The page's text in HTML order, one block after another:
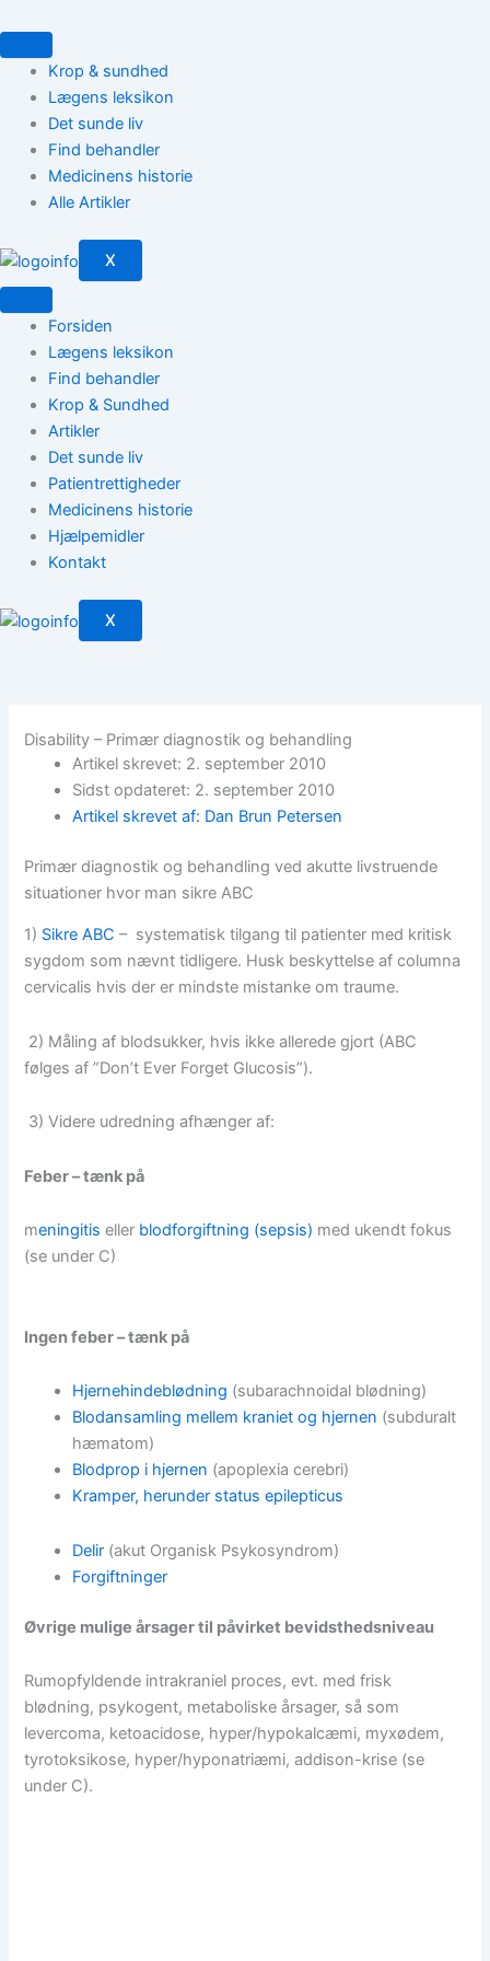
til
indholdetKrop & sundhed
Lægens leksikon
Det sunde liv
Find behandler
Medicinens historie
Alle Artikler
X
Forsiden
Lægens leksikon
Find behandler
Krop & Sundhed
Artikler
Det sunde liv
Patientrettigheder
Medicinens historie
Hjælpemidler
Kontakt
X
Disability – Primær diagnostik og behandling
Artikel skrevet: 2. september 2010
Sidst opdateret: 2. september 2010
Artikel skrevet af: Dan Brun Petersen
Primær diagnostik og behandling ved akutte livstruende
situationer hvor man sikre ABC
1) Sikre ABC – systematisk tilgang til patienter med kritisk
sygdom som nævnt tidligere. Husk beskyttelse af columna
cervicalis hvis der er mindste mistanke om traume.
2) Måling af blodsukker, hvis ikke allerede gjort (ABC
følges af ”Don’t Ever Forget Glucosis”).
3) Videre udredning afhænger af:
Feber – tænk på
meningitis eller blodforgiftning (sepsis) med ukendt fokus
(se under C)
Ingen feber – tænk på
Hjernehindeblødning (subarachnoidal blødning)
Blodansamling mellem kraniet og hjernen (subduralt
hæmatom)
Blodprop i hjernen (apoplexia cerebri)
Kramper, herunder status epilepticus
Delir (akut Organisk Psykosyndrom)
Forgiftninger
Øvrige mulige årsager til påvirket bevidsthedsniveau
Rumopfyldende intrakraniel proces, evt. med frisk
blødning, psykogent, metaboliske årsager, så som
levercoma, ketoacidose, hyper/hypokalcæmi, myxødem,
tyrotoksikose, hyper/hyponatriæmi, addison-krise (se
under C).